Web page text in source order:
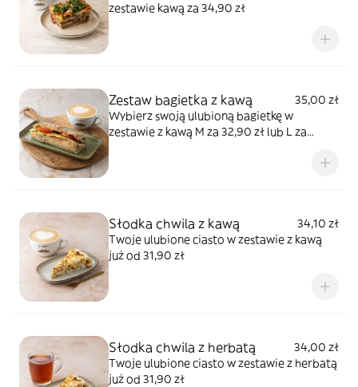
zestawie kawą za 34,90 zł
Zestaw bagietka z kawą
35,00 zł
Wybierz swoją ulubioną bagietkę w
zestawie z kawą M za 32,90 zł lub L za
Słodka chwila z kawą
34,10 zł
Twoje ulubione ciasto w zestawie z kawą
już od 31,90 zł
Słodka chwila z herbatą
34,00 zł
Twoje ulubione ciasto w zestawie z herbatą
już od 31,90 zł